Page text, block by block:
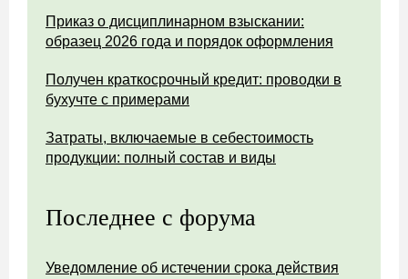
Приказ о дисциплинарном взыскании:
образец 2026 года и порядок оформления
Получен краткосрочный кредит: проводки в
бухучте с примерами
Затраты, включаемые в себестоимость
продукции: полный состав и виды
Последнее с форума
Уведомление об истечении срока действия